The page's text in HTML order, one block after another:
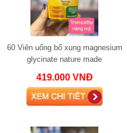
60 Viên uống bổ xung magnesium
glycinate nature made
419.000 VNĐ